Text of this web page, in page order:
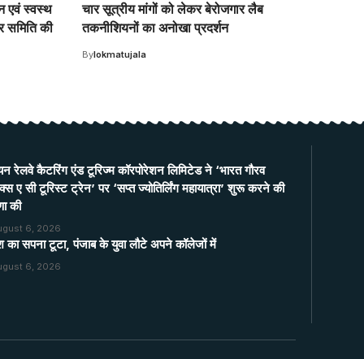
एवं स्वस्थ
समिति की
चार सूत्रीय मांगों को लेकर बेरोजगार लैब
तकनीशियनों का अनोखा प्रदर्शन
Bylokmatujala
रेलवे कैटरिंग एंड टूरिज्म कॉरपोरेशन लिमिटेड ने ‘भारत गौरव
ए सी टूरिस्ट ट्रेन’ पर ‘सप्त ज्योतिर्लिंग महायात्रा’ शुरू करने की
की
6, 2026
का सपना टूटा, पंजाब के युवा लौटे अपने कॉलेजों में
6, 2026